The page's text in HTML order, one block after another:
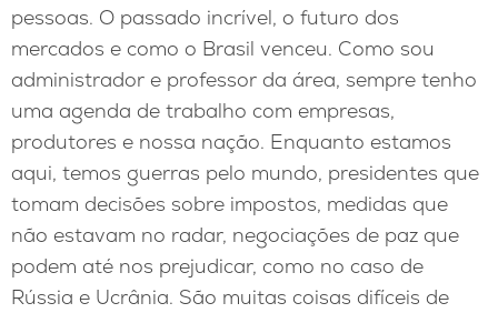
pessoas. O passado incrível, o futuro dos
mercados e como o Brasil venceu. Como sou
administrador e professor da área, sempre tenho
uma agenda de trabalho com empresas,
produtores e nossa nação. Enquanto estamos
aqui, temos guerras pelo mundo, presidentes que
tomam decisões sobre impostos, medidas que
não estavam no radar, negociações de paz que
podem até nos prejudicar, como no caso de
Rússia e Ucrânia. São muitas coisas difíceis de